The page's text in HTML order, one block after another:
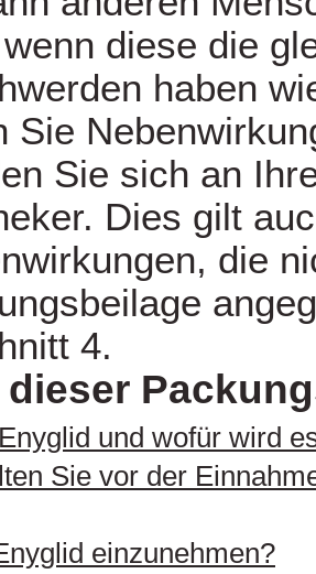
diese die
haben
Sie
Sie sich an
Dies gilt
die
4.
dieser
und wofür wird
Sie vor der
einzunehmen?